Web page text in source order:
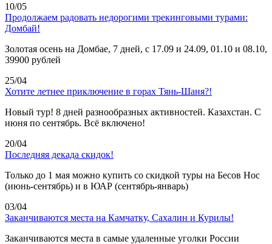
10/05
Продолжаем радовать недорогими трекинговыми турами:
Домбай!
Золотая осень на Домбае, 7 дней, с 17.09 и 24.09, 01.10 и 08.10,
39900 рублей
25/04
Хотите летнее приключение в горах Тянь-Шаня?!
Новый тур! 8 дней разнообразных активностей. Казахстан. С
июня по сентябрь. Всё включено!
20/04
Последняя декада скидок!
Только до 1 мая можно купить со скидкой туры на Бесов Нос
(июнь-сентябрь) и в ЮАР (сентябрь-январь)
03/04
Заканчиваются места на Камчатку, Сахалин и Курилы!
Заканчиваются места в самые удаленные уголки России